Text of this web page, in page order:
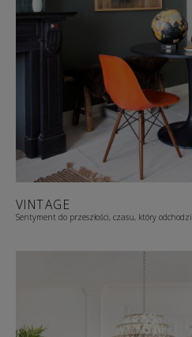
VINTAGE
Sentyment do przeszłości, czasu, który odchodzi